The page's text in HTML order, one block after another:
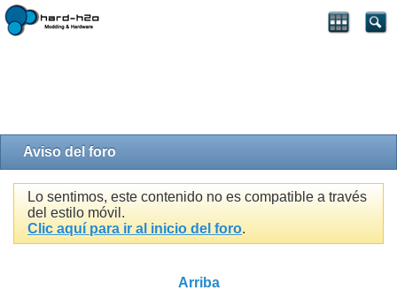
Aviso del foro
Lo sentimos, este contenido no es compatible a través
del estilo móvil.
Clic aquí para ir al inicio del foro.
Arriba